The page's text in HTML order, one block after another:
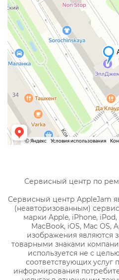
Сервисный центр по
Сервисный центр AppleJam
(неавторизованным)
марки Apple, iPhone, iPod,
MacBook, iOS, Mac OS,
изображения являются
товарными знаками
используется не с
соответствующих услуг
информирования